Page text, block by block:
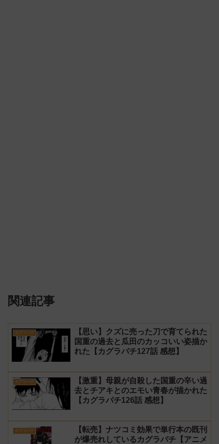
関連記事
カグラバチ
【思い】クズに売った刀で育てられた
国重の過去と瓜田のカッコいい姿描か
れた【カグラバチ127話 感想】
カグラバチ
【激重】母親が自殺した国重の辛い過
去とチアキとのエモい青春が描かれた
【カグラバチ126話 感想】
カグラバチ
【転売】ナツコミ効果で単行本の既刊
が爆売れしているカグラバチ【アニメ